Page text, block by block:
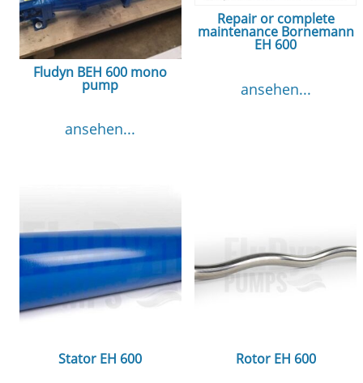
Fludyn BEH 600 mono
pump
ansehen...
Repair or complete
maintenance Bornemann
EH 600
ansehen...
Stator EH 600 Rotor EH 600